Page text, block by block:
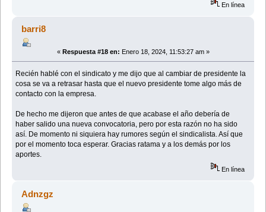
En línea
barri8
« Respuesta #18 en: Enero 18, 2024, 11:53:27 am »
Recién hablé con el sindicato y me dijo que al cambiar de presidente la
cosa se va a retrasar hasta que el nuevo presidente tome algo más de
contacto con la empresa.
De hecho me dijeron que antes de que acabase el año debería de
haber salido una nueva convocatoria, pero por esta razón no ha sido
así. De momento ni siquiera hay rumores según el sindicalista. Así que
por el momento toca esperar. Gracias ratama y a los demás por los
aportes.
En línea
Adnzgz